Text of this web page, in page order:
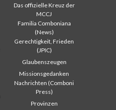
Das offizielle Kreuz der
MCCJ
Familia Comboniana
(News)
Gerechtigkeit, Frieden
(JPIC)
Glaubenszeugen
Missionsgedanken
Nachrichten (Comboni
Press)
Provinzen